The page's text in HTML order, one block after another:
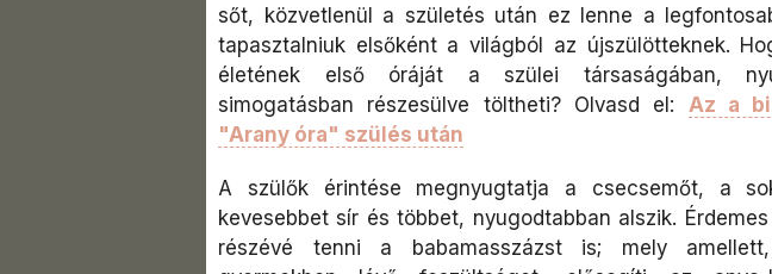
sőt, közvetlenül a születés után ez lenne a
tapasztalniuk elsőként a világból az újszülötteknek.
életének első óráját a szülei társaságában,
simogatásban részesülve töltheti? Olvasd el: Az a
"Arany óra" szülés után
A szülők érintése megnyugtatja a csecsemőt, a
kevesebbet sír és többet, nyugodtabban alszik.
részévé tenni a babamasszázst is; mely